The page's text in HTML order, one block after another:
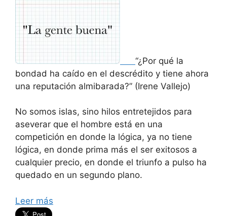
“¿Por qué la
bondad ha caído en el descrédito y tiene ahora
una reputación almibarada?” (Irene Vallejo)
No somos islas, sino hilos entretejidos para
aseverar que el hombre está en una
competición en donde la lógica, ya no tiene
lógica, en donde prima más el ser exitosos a
cualquier precio, en donde el triunfo a pulso ha
quedado en un segundo plano.
Leer más